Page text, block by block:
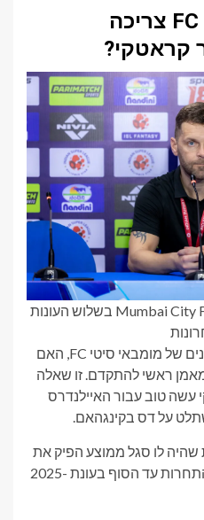
האם מומבאי סיטי FC צריכה
קראטקי?
פטר קראטי היה אחראי על Mumbai City FC בשלוש העונות
ובכן, יש ויכוחים בין אוהדים שונים של מומבאי סיטי FC, האם
ראשי להתקדם. זו שאלה
טוב עבור האיילנדרס
על דס בקינגהאם.
לו סגל ממוצע הפיק את
המרב מהשחקנים והמשיך להתחרות עד הסוף בעונת 2025-